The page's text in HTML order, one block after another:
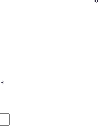
*Erforderlich